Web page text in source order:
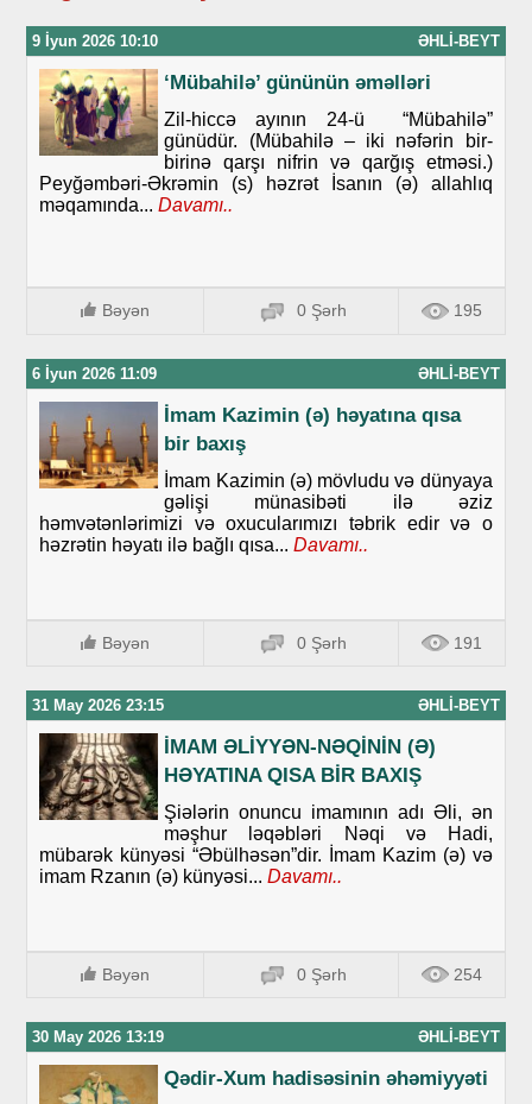
9 İyun 2026 10:10 ƏHLI-BEYT
‘Mübahilə’ gününün əməlləri
Zil-hiccə ayının 24-ü “Mübahilə”
günüdür. (Mübahilə – iki nəfərin bir-
birinə qarşı nifrin və qarğış etməsi.)
Peyğəmbəri-Əkrəmin (s) həzrət İsanın (ə) allahlıq
məqamında... Davamı..
Bəyən 0 Şərh 195
6 İyun 2026 11:09 ƏHLI-BEYT
İmam Kazimin (ə) həyatına qısa
bir baxış
İmam Kazimin (ə) mövludu və dünyaya
gəlişi münasibəti ilə əziz
həmvətənlərimizi və oxucularımızı təbrik edir və o
həzrətin həyatı ilə bağlı qısa... Davamı..
Bəyən 0 Şərh 191
31 May 2026 23:15 ƏHLI-BEYT
İMAM ƏLİYYƏN-NƏQİNİN (Ə)
HƏYATINA QISA BİR BAXIŞ
Şiələrin onuncu imamının adı Əli, ən
məşhur ləqəbləri Nəqi və Hadi,
mübarək künyəsi “Əbülhəsən”dir. İmam Kazim (ə) və
imam Rzanın (ə) künyəsi... Davamı..
Bəyən 0 Şərh 254
30 May 2026 13:19 ƏHLI-BEYT
Qədir-Xum hadisəsinin əhəmiyyəti